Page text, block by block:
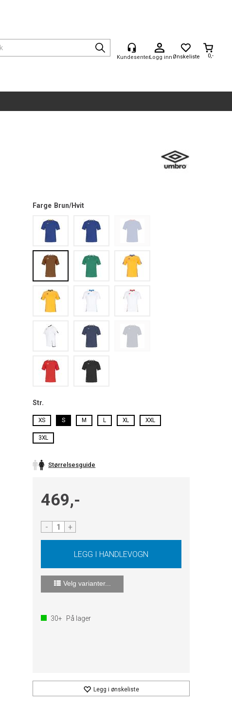
Logg inn 0,-
Farge Brun/Hvit
Str.
XS S M L XL XXL
3XL
Størrelsesguide
469,-
- +
Velg varianter...
30+ På lager
Legg i ønskeliste